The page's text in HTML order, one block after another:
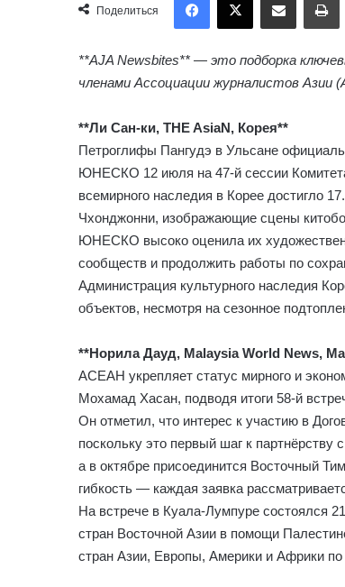
Поделиться
**AJA Newsbites** — это подборка
членами Ассоциации журналистов Азии
**Ли Сан-ки, THE AsiaN, Корея**
Петроглифы Пангудэ в Ульсане
ЮНЕСКО 12 июля на 47-й сессии
всемирного наследия в Корее достигло
Чхонджонни, изображающие сцены
ЮНЕСКО высоко оценила их
сообществ и продолжить работы по
Администрация культурного наследия
объектов, несмотря на сезонное
**Норила Дауд, Malaysia World News,
АСЕАН укрепляет статус мирного и
Мохамад Хасан, подводя итоги 58-й
Он отметил, что интерес к участию в
поскольку это первый шаг к
а в октябре присоединится Восточный
гибкость — каждая заявка
На встрече в Куала-Лумпуре состоялся
стран Восточной Азии в помощи
стран Азии, Европы, Америки и Африки